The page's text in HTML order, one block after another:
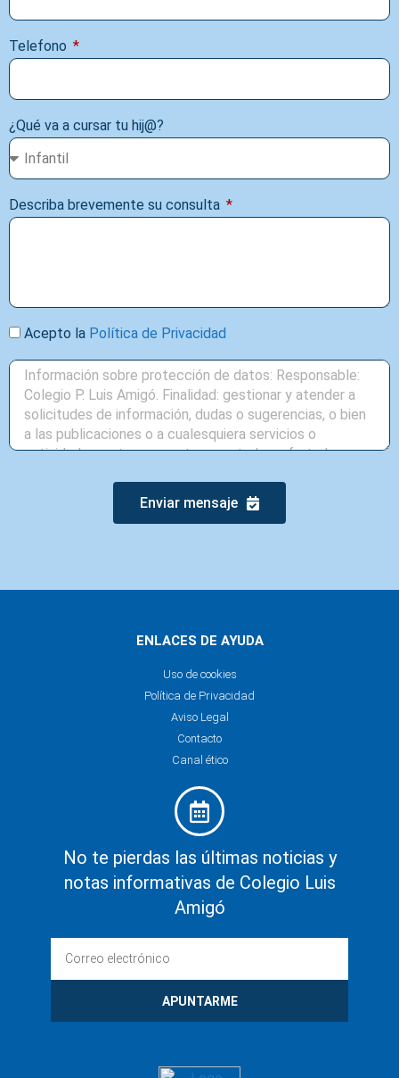
Telefono
¿Qué va a cursar tu hij@?
Describa brevemente su consulta
Acepto la Política de Privacidad
Enviar mensaje
ENLACES DE AYUDA
Uso de cookies
Política de Privacidad
Aviso Legal
Contacto
Canal ético
No te pierdas las últimas noticias y
notas informativas de Colegio Luis
Amigó
APUNTARME